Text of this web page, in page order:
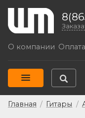
О компании Оплата
Главная / Гитары /